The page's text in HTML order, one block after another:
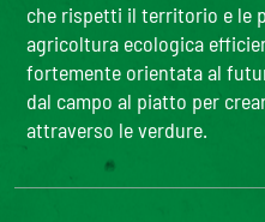
che rispetti il territorio e le
agricoltura ecologica
fortemente orientata al
dal campo al piatto per
attraverso le verdure.